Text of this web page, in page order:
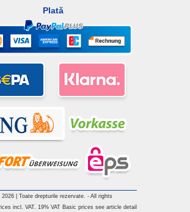
Plată
| Toate drepturile rezervate. - All rights
incl. VAT. 19% VAT Basic prices see article detail